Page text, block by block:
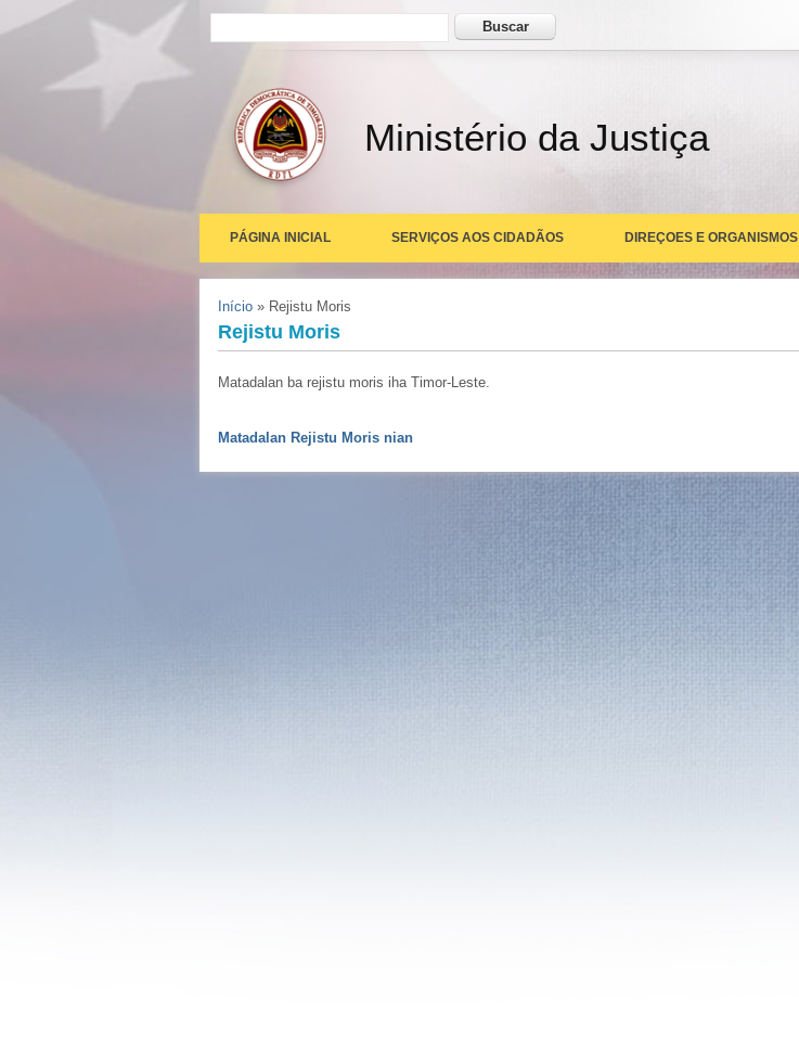
Formulário de busca Buscar
Ministério da Justiça
PÁGINA INICIAL SERVIÇOS AOS CIDADÃOS DIREÇOES E ORGANISMOS
Você está aqui
Início » Rejistu Moris
Rejistu Moris
Matadalan ba rejistu moris iha Timor-Leste.
Matadalan Rejistu Moris nian